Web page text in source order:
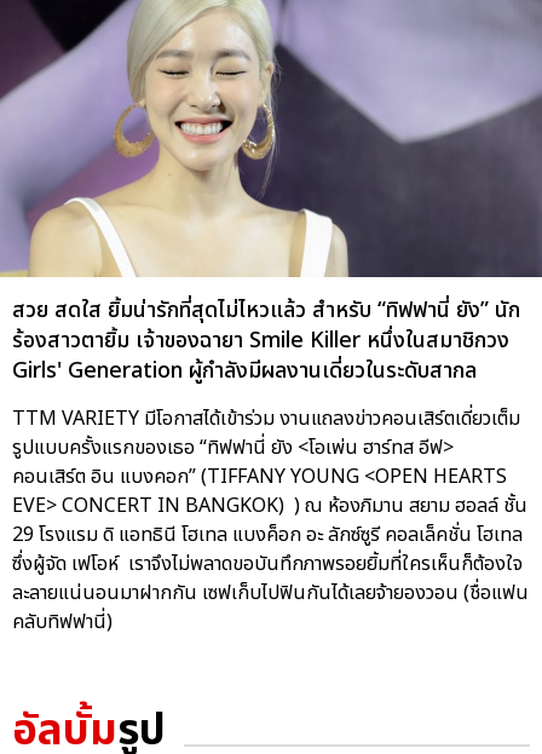
สวย สดใส ยิ้มน่ารักที่สุดไม่ไหวแล้ว สำหรับ “ทิฟฟานี่ ยัง” นัก
ร้องสาวตายิ้ม เจ้าของฉายา Smile Killer หนึ่งในสมาชิกวง
Girls' Generation ผู้กำลังมีผลงานเดี่ยวในระดับสากล
TTM VARIETY มีโอกาสได้เข้าร่วม งานแถลงข่าวคอนเสิร์ตเดี่ยวเต็ม
รูปแบบครั้งแรกของเธอ “ทิฟฟานี่ ยัง <โอเพ่น ฮาร์ทส อีฟ>
คอนเสิร์ต อิน แบงคอก” (TIFFANY YOUNG <OPEN HEARTS
EVE> CONCERT IN BANGKOK) ) ณ ห้องภิมาน สยาม ฮอลล์ ชั้น
29 โรงแรม ดิ แอทธินี โฮเทล แบงค็อก อะ ลักซ์ซูรี คอลเล็คชั่น โฮเทล
ซึ่งผู้จัด เฟโอห์ เราจึงไม่พลาดขอบันทึกภาพรอยยิ้มที่ใครเห็นก็ต้องใจ
ละลายแน่นอนมาฝากกัน เซฟเก็บไปฟินกันได้เลยจ้ายองวอน (ชื่อแฟน
คลับทิฟฟานี่)
อัลบั้มรูป